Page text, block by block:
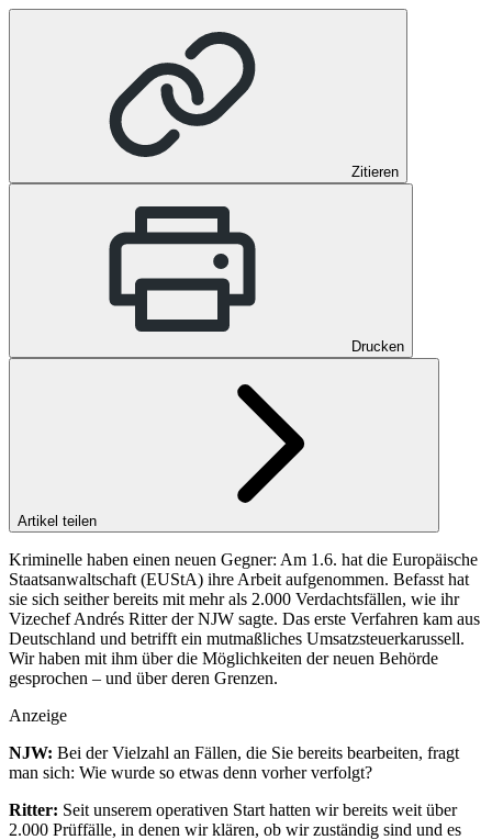
Zitieren
Drucken
Artikel teilen
Kriminelle haben einen neuen Gegner: Am 1.6. hat die Europäische
Staatsanwaltschaft (EUStA) ihre Arbeit aufgenommen. Befasst hat
sie sich seither bereits mit mehr als 2.000 Verdachtsfällen, wie ihr
Vizechef Andrés Ritter der NJW sagte. Das erste Verfahren kam aus
Deutschland und betrifft ein mutmaßliches Umsatzsteuerkarussell.
Wir haben mit ihm über die Möglichkeiten der neuen Behörde
gesprochen – und über deren Grenzen.
Anzeige
NJW: Bei der Vielzahl an Fällen, die Sie bereits bearbeiten, fragt
man sich: Wie wurde so etwas denn vorher verfolgt?
Ritter: Seit unserem operativen Start hatten wir bereits weit über
2.000 Prüffälle, in denen wir klären, ob wir zuständig sind und es